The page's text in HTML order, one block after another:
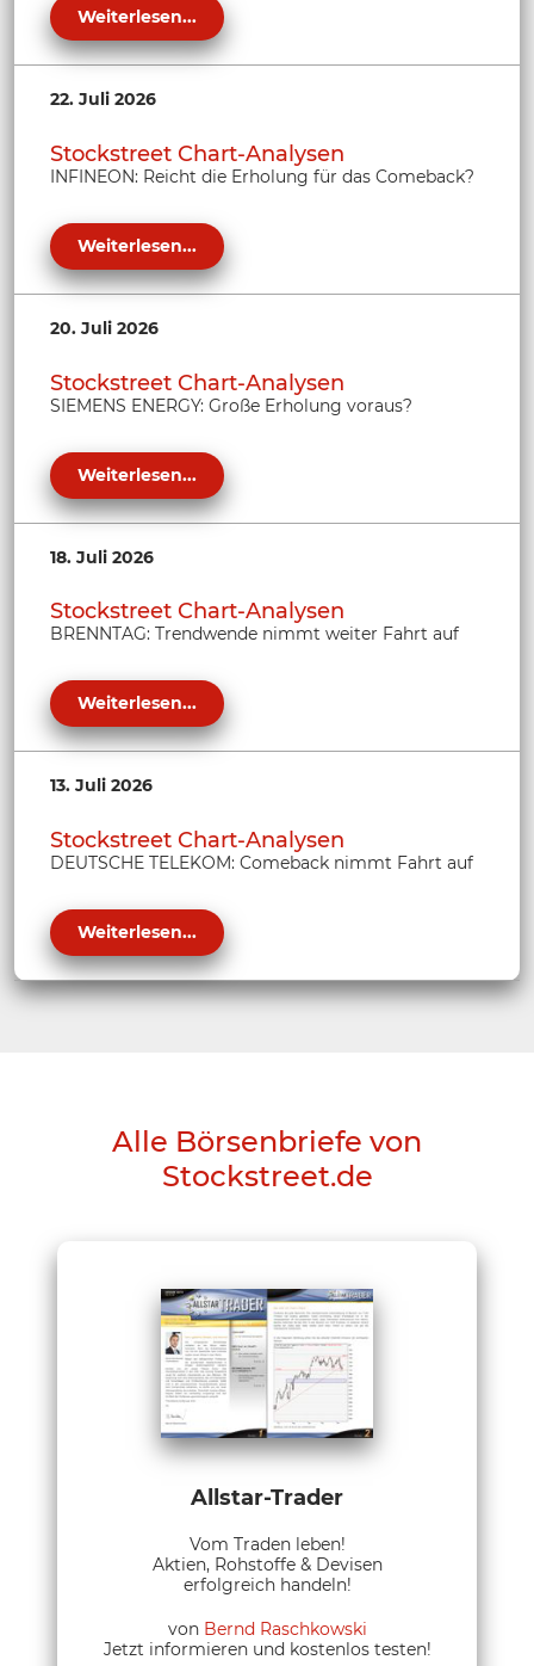
Weiterlesen...
22. Juli 2026
Stockstreet Chart-Analysen
INFINEON: Reicht die Erholung für das Comeback?
Weiterlesen...
20. Juli 2026
Stockstreet Chart-Analysen
SIEMENS ENERGY: Große Erholung voraus?
Weiterlesen...
18. Juli 2026
Stockstreet Chart-Analysen
BRENNTAG: Trendwende nimmt weiter Fahrt auf
Weiterlesen...
13. Juli 2026
Stockstreet Chart-Analysen
DEUTSCHE TELEKOM: Comeback nimmt Fahrt auf
Weiterlesen...
Alle Börsenbriefe von
Stockstreet.de
Allstar-Trader
Vom Traden leben!
Aktien, Rohstoffe & Devisen
erfolgreich handeln!
von Bernd Raschkowski
Jetzt informieren und kostenlos testen!